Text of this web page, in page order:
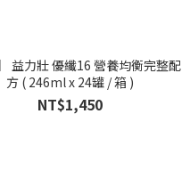
益力壯 優纖16 營養均衡完整配
方 ( 246ml x 24罐 / 箱 )
NT$1,450